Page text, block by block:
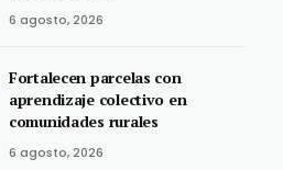
6 agosto, 2026
Fortalecen parcelas con
aprendizaje colectivo en
comunidades rurales
6 agosto, 2026